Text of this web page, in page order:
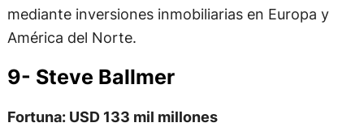
mediante inversiones inmobiliarias en Europa y
América del Norte.
9- Steve Ballmer
Fortuna: USD 133 mil millones